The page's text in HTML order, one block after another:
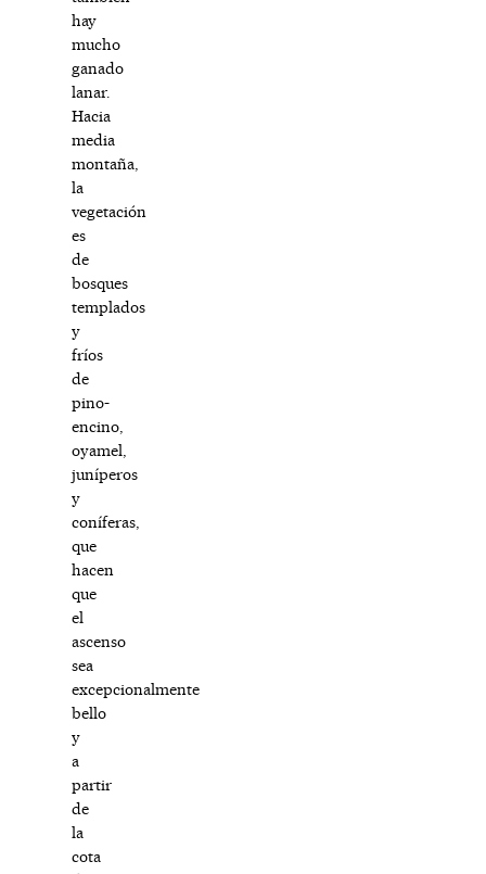
hay
mucho
ganado
lanar.
Hacia
media
montaña,
la
vegetación
es
de
bosques
templados
y
fríos
de
pino-
encino,
oyamel,
juníperos
y
coníferas,
que
hacen
que
el
ascenso
sea
excepcionalmente
bello
y
a
partir
de
la
cota